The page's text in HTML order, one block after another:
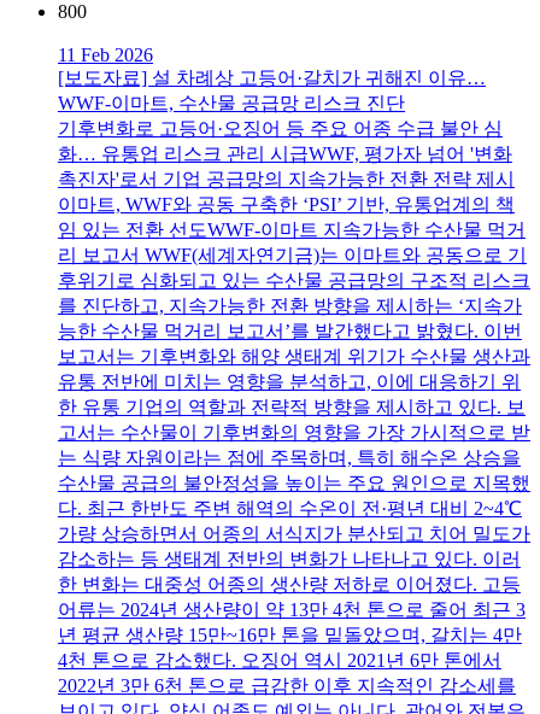
800
11 Feb 2026
[보도자료] 설 차례상 고등어·갈치가 귀해진 이유…
WWF-이마트, 수산물 공급망 리스크 진단
기후변화로 고등어·오징어 등 주요 어종 수급 불안 심
화… 유통업 리스크 관리 시급WWF, 평가자 넘어 '변화
촉진자'로서 기업 공급망의 지속가능한 전환 전략 제시
이마트, WWF와 공동 구축한 ‘PSI’ 기반, 유통업계의 책
임 있는 전환 선도WWF-이마트 지속가능한 수산물 먹거
리 보고서 WWF(세계자연기금)는 이마트와 공동으로 기
후위기로 심화되고 있는 수산물 공급망의 구조적 리스크
를 진단하고, 지속가능한 전환 방향을 제시하는 ‘지속가
능한 수산물 먹거리 보고서’를 발간했다고 밝혔다. 이번
보고서는 기후변화와 해양 생태계 위기가 수산물 생산과
유통 전반에 미치는 영향을 분석하고, 이에 대응하기 위
한 유통 기업의 역할과 전략적 방향을 제시하고 있다. 보
고서는 수산물이 기후변화의 영향을 가장 가시적으로 받
는 식량 자원이라는 점에 주목하며, 특히 해수온 상승을
수산물 공급의 불안정성을 높이는 주요 원인으로 지목했
다. 최근 한반도 주변 해역의 수온이 전·평년 대비 2~4℃
가량 상승하면서 어종의 서식지가 분산되고 치어 밀도가
감소하는 등 생태계 전반의 변화가 나타나고 있다. 이러
한 변화는 대중성 어종의 생산량 저하로 이어졌다. 고등
어류는 2024년 생산량이 약 13만 4천 톤으로 줄어 최근 3
년 평균 생산량 15만~16만 톤을 밑돌았으며, 갈치는 4만
4천 톤으로 감소했다. 오징어 역시 2021년 6만 톤에서
2022년 3만 6천 톤으로 급감한 이후 지속적인 감소세를